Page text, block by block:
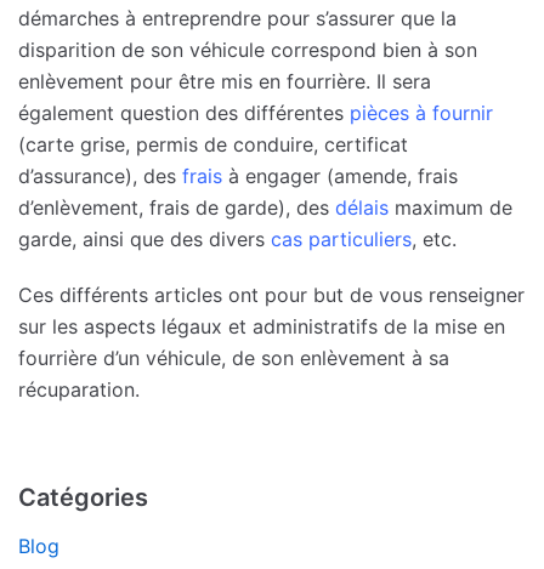
démarches à entreprendre pour s’assurer que la
disparition de son véhicule correspond bien à son
enlèvement pour être mis en fourrière. Il sera
également question des différentes pièces à fournir
(carte grise, permis de conduire, certificat
d’assurance), des frais à engager (amende, frais
d’enlèvement, frais de garde), des délais maximum de
garde, ainsi que des divers cas particuliers, etc.
Ces différents articles ont pour but de vous renseigner
sur les aspects légaux et administratifs de la mise en
fourrière d’un véhicule, de son enlèvement à sa
récuparation.
Catégories
Blog